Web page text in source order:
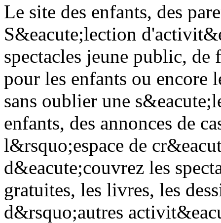
Le site des enfants, des
S&eacute;lection
spectacles jeune public,
pour les enfants ou encore
sans oublier une
enfants, des annonces de
l&rsquo;espace de
d&eacute;couvrez les
gratuites, les livres, les
d&rsquo;autres